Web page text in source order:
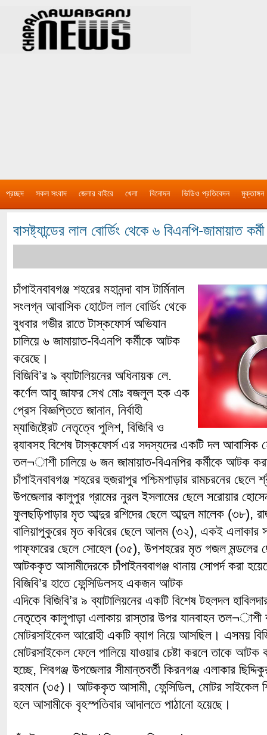
প্রচ্ছদ সকল সংবাদ জেলার বাইরে খেলা বিনোদন ভিডিও প্রতিবেদন মুক্তাঙ্গন
বাসষ্ট্যান্ডের লাল বোর্ডিং থেকে ৬ বিএনপি-জামায়াত
চাঁপাইনবাবগঞ্জ শহরের মহানন্দা বাস টার্মিনাল
সংলগ্ন আবাসিক হোটেল লাল বোর্ডিং থেকে
বুধবার গভীর রাতে টাস্কফোর্স অভিযান
চালিয়ে ৬ জামায়াত-বিএনপি কর্মীকে আটক
করেছে।
বিজিবি’র ৯ ব্যাটালিয়নের অধিনায়ক লে.
কর্ণেল আবু জাফর সেখ মোঃ বজলুল হক এক
প্রেস বিজ্ঞপ্তিতে জানান, নির্বাহী
ম্যাজিষ্ট্রেট নেতৃত্বে পুলিশ, বিজিবি ও
র‌্যাবসহ বিশেষ টাস্কফোর্স এর সদস্যদের একটি দল আবাসিক
তল¬াশী চালিয়ে ৬ জন জামায়াত-বিএনপির কর্মীকে আটক
চাঁপাইনবাবগঞ্জ শহরের হুজরাপুর পশ্চিমপাড়ার রামচরনের ছেলে
উপজেলার কালুপুর গ্রামের নুরল ইসলামের ছেলে সরোয়ার
ফুলছড়িপাড়ার মৃত আব্দুর রশিদের ছেলে আব্দুল মালেক (৩৮),
বালিয়াপুকুরের মৃত কবিরের ছেলে আলম (৩২), একই এলাকার
গাফ্ফারের ছেলে সোহেল (৩৫), উপশহরের মৃত গজল মন্ডলের
আটককৃত আসামীদেরকে চাঁপাইনববাগঞ্জ থানায় সোপর্দ করা
বিজিবি’র হাতে ফেন্সিডিলসহ একজন আটক
এদিকে বিজিবি’র ৯ ব্যাটালিয়নের একটি বিশেষ টহলদল
নেতৃত্বে কালুপাড়া এলাকায় রাস্তার উপর যানবাহন
মোটরসাইকেল আরোহী একটি ব্যাগ নিয়ে আসছিল। এসময়
মোটরসাইকেল ফেলে পালিয়ে যাওয়ার চেষ্টা করলে তাকে
হচ্ছে, শিবগঞ্জ উপজেলার সীমান্তবর্তী কিরনগঞ্জ এলাকার
রহমান (৩৫)। আটককৃত আসামী, ফেন্সিডিল, মোটর সাইকেল
হলে আসামীকে বৃহস্পতিবার আদালতে পাঠানো হয়েছে।